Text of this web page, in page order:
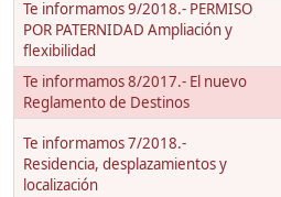
Te informamos 9/2018.- PERMISO
POR PATERNIDAD Ampliación y
flexibilidad
Te informamos 8/2017.- El nuevo
Reglamento de Destinos
Te informamos 7/2018.-
Residencia, desplazamientos y
localización